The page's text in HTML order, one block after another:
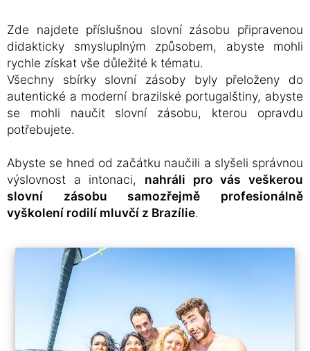
Zde najdete příslušnou slovní zásobu připravenou
didakticky smysluplným způsobem, abyste mohli
rychle získat vše důležité k tématu.
Všechny sbírky slovní zásoby byly přeloženy do
autentické a moderní brazilské portugalštiny, abyste
se mohli naučit slovní zásobu, kterou opravdu
potřebujete.
Abyste se hned od začátku naučili a slyšeli správnou
výslovnost a intonaci, nahráli pro vás veškerou
slovní zásobu samozřejmě profesionálně
vyškolení rodilí mluvčí z Brazílie.